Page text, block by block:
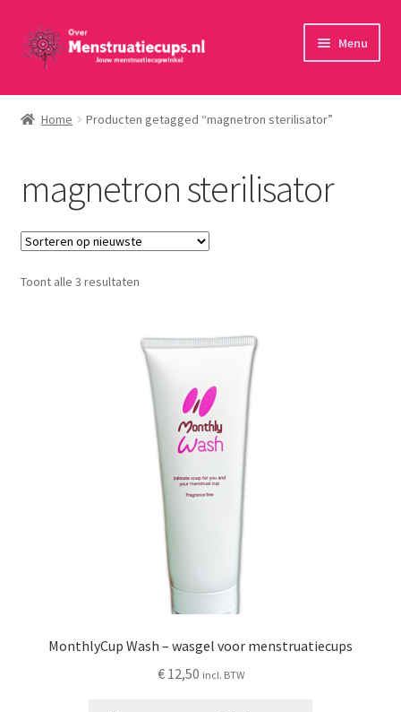
Ga
door
navigatie
Ga
naar
inhoud
Menu
Home
Menstruatiecups
Menstruatiedisks
Menstruatiesponsjes
wat je nog meer wil weten
Home Producten getagged “magnetron sterilisator”
magnetron sterilisator
Toont alle 3 resultatenGesorteerd
MonthlyCup Wash – wasgel voor menstruatiecups
€12,50 incl. BTW